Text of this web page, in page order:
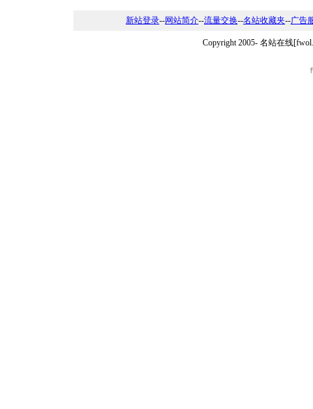
新站登录--网站简介--流量交换--名站收藏夹--广告
Copyright 2005- 名站在线